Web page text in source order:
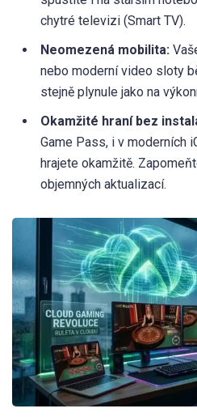
chytré televizi (Smart TV).
Neomezená mobilita:
nebo moderní video sloty
stejně plynule jako na
Okamžité hraní bez
Game Pass, i v moderních
hrajete okamžitě.
objemných aktualizací.